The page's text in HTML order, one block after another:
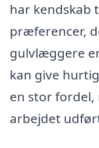
har kendskab
præferencer,
gulvlæggere
kan give
en stor fordel,
arbejdet